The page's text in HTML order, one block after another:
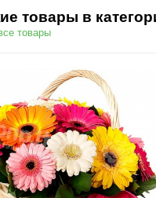
товары в
товары